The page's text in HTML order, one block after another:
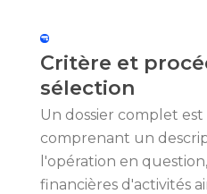
Critère et
sélection
Un dossier complet
comprenant un
l'opération en
financières d'activités